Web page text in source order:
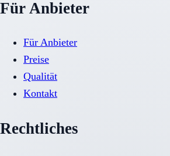
Für Anbieter
Für Anbieter
Preise
Qualität
Kontakt
Rechtliches